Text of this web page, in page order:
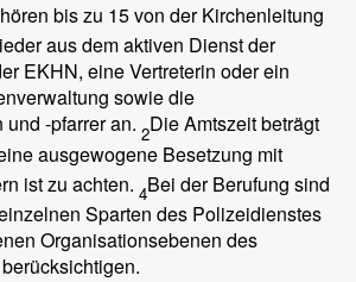
bis zu 15 von der Kirchenleitung
aus dem aktiven Dienst der
EKHN, eine Vertreterin oder ein
sowie die
-pfarrer an. 2Die Amtszeit beträgt
ausgewogene Besetzung mit
ist zu achten. 4Bei der Berufung sind
Sparten des Polizeidienstes
Organisationsebenen des